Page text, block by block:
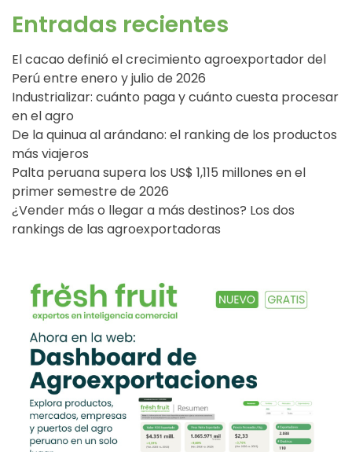
Entradas recientes
El cacao definió el crecimiento agroexportador del
Perú entre enero y julio de 2026
Industrializar: cuánto paga y cuánto cuesta procesar
en el agro
De la quinua al arándano: el ranking de los productos
más viajeros
Palta peruana supera los US$ 1,115 millones en el
primer semestre de 2026
¿Vender más o llegar a más destinos? Los dos
rankings de las agroexportadoras